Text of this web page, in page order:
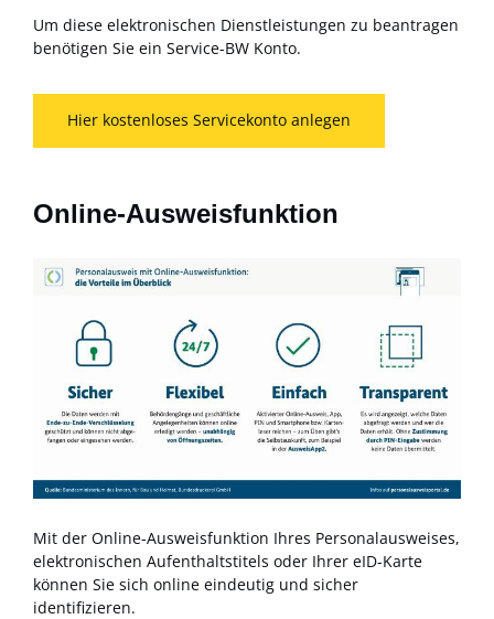
Um diese elektronischen Dienstleistungen zu beantragen
benötigen Sie ein Service-BW Konto.
Hier kostenloses Servicekonto anlegen
Online-Ausweisfunktion
Mit der Online-Ausweisfunktion Ihres Personalausweises,
elektronischen Aufenthaltstitels oder Ihrer eID-Karte
können Sie sich online eindeutig und sicher
identifizieren.